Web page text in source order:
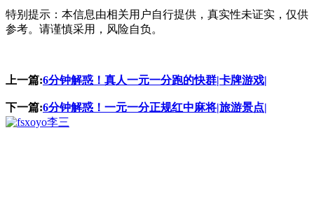
特别提示：本信息由相关用户自行提供，真实性未证实，仅供
参考。请谨慎采用，风险自负。
上一篇:6分钟解惑！真人一元一分跑的快群|卡牌游戏|
下一篇:6分钟解惑！一元一分正规红中麻将|旅游景点|
李三